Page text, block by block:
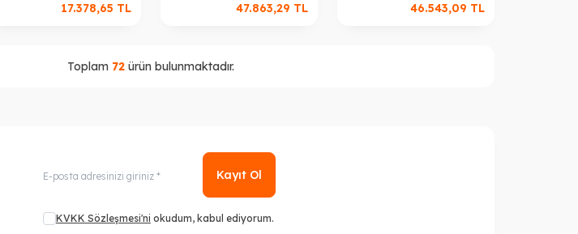
17.378,65 TL 47.863,29 TL 46.543,09 TL
Toplam 72 ürün bulunmaktadır.
Kayıt Ol
KVKK Sözleşmesi'ni okudum, kabul ediyorum.